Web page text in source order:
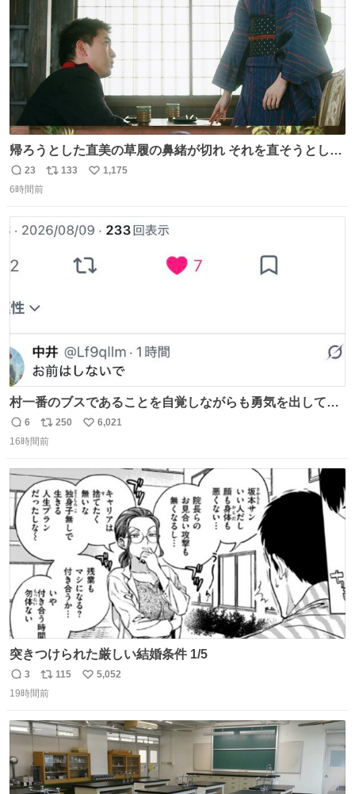
帰ろうとした直美の草履の鼻緒が切れ それを直そうとした
小川がさらに壊し…… 結果、直美をおんぶして送ることに
なりました。 👇鼻緒はいつも恋のキューピッド？
薫る 上坂樹里 甲斐翔真
返
信
23
リ
ト
133
い
数
1,175
6時間前
村一番のブスであることを自覚しながらも勇気を出して村
長の息子に恋文を書いたら翌日村の共用井戸に捨てられて
たときの顔になった
返
信
6
リ
ポ
ト
数
250
い
数
6,021
16時間前
突きつけられた厳しい結婚条件 1/5
返
信
3
リ
ポ
ト
115
い
数
5,052
19時間前